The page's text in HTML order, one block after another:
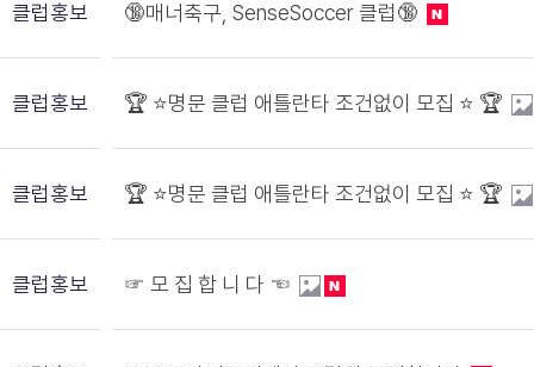
클럽홍보 🔞매너축구, SenseSoccer 클럽🔞
클럽홍보 🏆 ⭐️명문 클럽 애틀란타 조건없이 모집 ⭐️ 🏆
클럽홍보 🏆 ⭐️명문 클럽 애틀란타 조건없이 모집 ⭐️ 🏆
클럽홍보 ☞ 모 집 합 니 다 ☜